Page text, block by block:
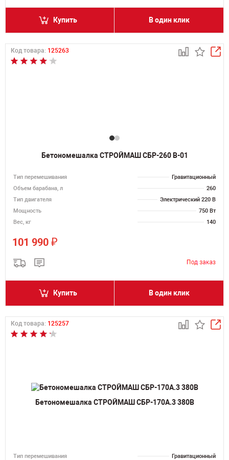
Купить В один клик
Код товара: 125263
Бетономешалка СТРОЙМАШ СБР-260 В-01
Тип перемешивания
Гравитационный
Объем барабана, л
260
Тип двигателя
Электрический 220 В
Мощность
750 Вт
Вес, кг
140
101 990 ₽
Купить В один клик
Код товара: 125257
Бетономешалка СТРОЙМАШ СБР-170А.3 380В
Тип перемешивания
Гравитационный